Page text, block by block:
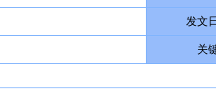
发文
关